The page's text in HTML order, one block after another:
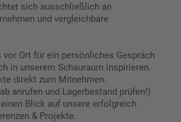
sich ausschließlich an
und vergleichbare
vor Ort für ein persönliches Gespräch
in unserem Schauraum inspirieren.
direkt zum Mitnehmen.
anrufen und Lagerbestand prüfen!)
Blick auf unsere erfolgreich
& Projekte.